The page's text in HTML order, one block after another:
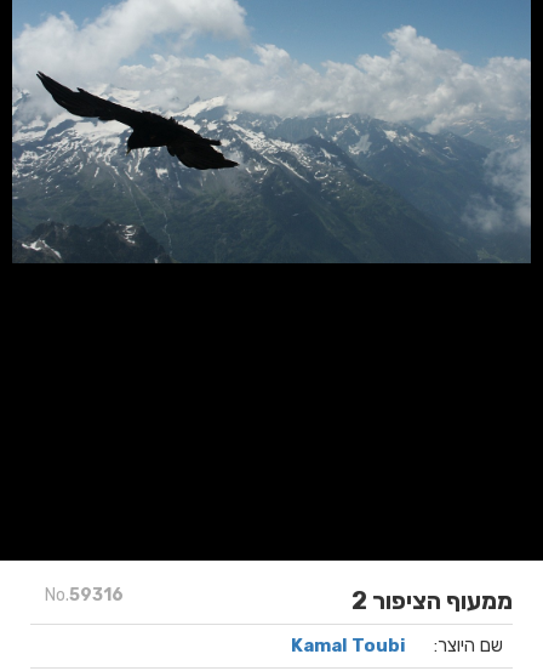
No.59316 ממעוף הציפור 2
שם היוצר: Kamal Toubi